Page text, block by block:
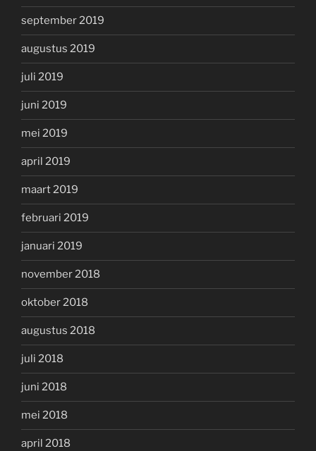
september 2019
augustus 2019
juli 2019
juni 2019
mei 2019
april 2019
maart 2019
februari 2019
januari 2019
november 2018
oktober 2018
augustus 2018
juli 2018
juni 2018
mei 2018
april 2018